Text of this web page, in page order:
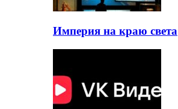
Империя на краю света